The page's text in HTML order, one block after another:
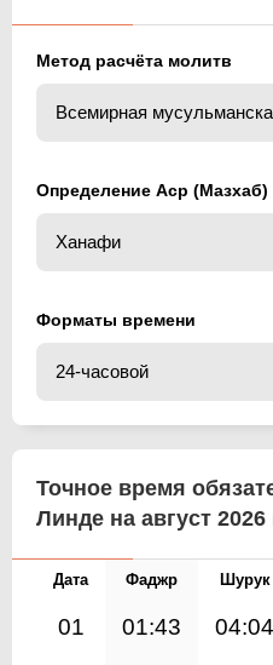
Метод расчёта молитв
Определение Аср (Мазхаб)
Форматы времени
Точное время
Линде на август
Дата Фаджр Шурук
01 01:43 04:04